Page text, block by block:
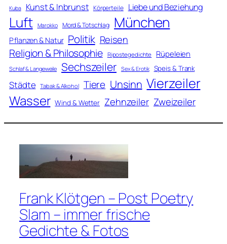
Kuba Kunst & Inbrunst Körperteile Liebe und Beziehung
Luft Marokko Mord & Totschlag München
Pflanzen & Natur Politik Reisen
Religion & Philosophie Ripostegedichte Rüpeleien
Schlaf & Langeweile Sechszeiler Sex & Erotik Speis & Trank
Städte Tabak & Alkohol Tiere Unsinn Vierzeiler
Wasser Wind & Wetter Zehnzeiler Zweizeiler
Frank Klötgen – Post Poetry
Slam – immer frische
Gedichte & Fotos